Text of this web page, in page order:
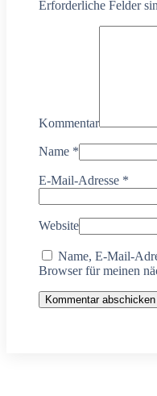
Erforderliche Felder
Kommentar
Name *
E-Mail-Adresse *
Website
Name, E-Mail-
Browser für meinen
Kommentar abschicken